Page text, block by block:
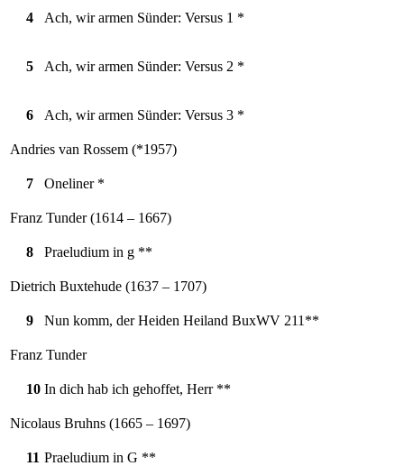
4 Ach, wir armen Sünder: Versus 1 *
5 Ach, wir armen Sünder: Versus 2 *
6 Ach, wir armen Sünder: Versus 3 *
Andries van Rossem (*1957)
7 Oneliner *
Franz Tunder (1614 – 1667)
8 Praeludium in g **
Dietrich Buxtehude (1637 – 1707)
9 Nun komm, der Heiden Heiland BuxWV 211**
Franz Tunder
10 In dich hab ich gehoffet, Herr **
Nicolaus Bruhns (1665 – 1697)
11 Praeludium in G **